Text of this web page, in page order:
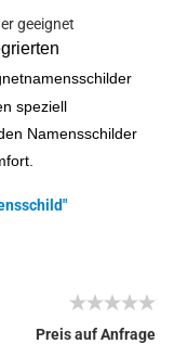
geeignet
speziell
Namensschilder
Preis auf Anfrage